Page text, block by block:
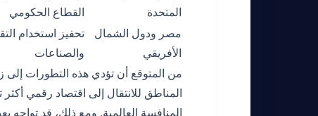
المتحدة
القطاع الحكومي
مصر ودول الشمال
الأفريقي
تحفيز استخدام
والصناعات
من المتوقع أن تؤدي هذه التطورات إلى
المناطق للانتقال إلى اقتصاد رقمي
المنافسة العالمية. ومع ذلك، قد تواجه